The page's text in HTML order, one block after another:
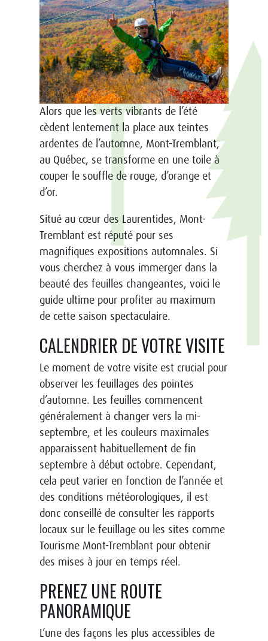
Alors que les verts vibrants de l’été
cèdent lentement la place aux teintes
ardentes de l’automne, Mont-Tremblant,
au Québec, se transforme en une toile à
couper le souffle de rouge, d’orange et
d’or.
Situé au cœur des Laurentides, Mont-
Tremblant est réputé pour ses
magnifiques expositions automnales. Si
vous cherchez à vous immerger dans la
beauté des feuilles changeantes, voici le
guide ultime pour profiter au maximum
de cette saison spectaculaire.
CALENDRIER DE VOTRE VISITE
Le moment de votre visite est crucial pour
observer les feuillages des pointes
d’automne. Les feuilles commencent
généralement à changer vers la mi-
septembre, et les couleurs maximales
apparaissent habituellement de fin
septembre à début octobre. Cependant,
cela peut varier en fonction de l’année et
des conditions météorologiques, il est
donc conseillé de consulter les rapports
locaux sur le feuillage ou les sites comme
Tourisme Mont-Tremblant pour obtenir
des mises à jour en temps réel.
PRENEZ UNE ROUTE
PANORAMIQUE
L’une des façons les plus accessibles de